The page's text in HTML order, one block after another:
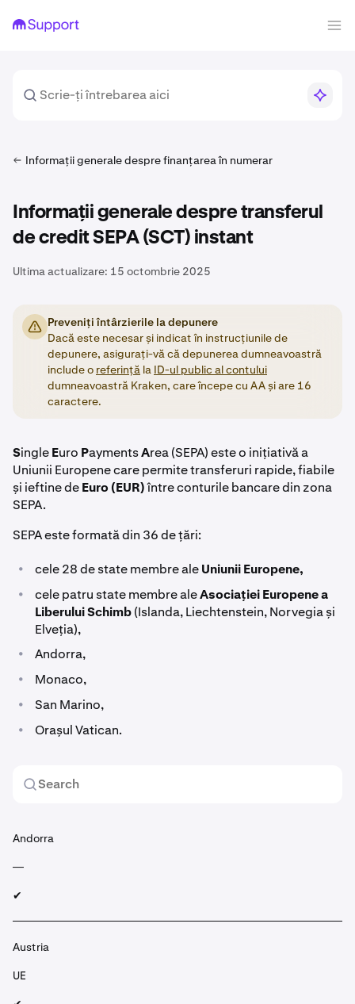
Informații generale despre finanțarea în numerar
Informații generale despre transferul
de credit SEPA (SCT) instant
Ultima actualizare: 15 octombrie 2025
Preveniți întârzierile la depunere
Dacă este necesar și indicat în instrucțiunile de
depunere, asigurați-vă că depunerea dumneavoastră
include o referință la ID-ul public al contului
dumneavoastră Kraken, care începe cu AA și are 16
caractere.
SingleEuro PaymentsArea (SEPA) este o inițiativă a
Uniunii Europene care permite transferuri rapide, fiabile
și ieftine deEuro (EUR)între conturile bancare din zona
SEPA.
SEPA este formată din 36 de țări:
• cele 28 de state membre aleUniunii Europene,
• cele patru state membre aleAsociației Europene a
Liberului Schimb(Islanda, Liechtenstein, Norvegia și
Elveția),
• Andorra,
• Monaco,
• San Marino,
• Orașul Vatican.
Andorra
—
✔︎
Austria
UE